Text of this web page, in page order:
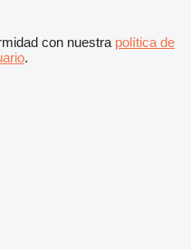
con nuestra política de
.